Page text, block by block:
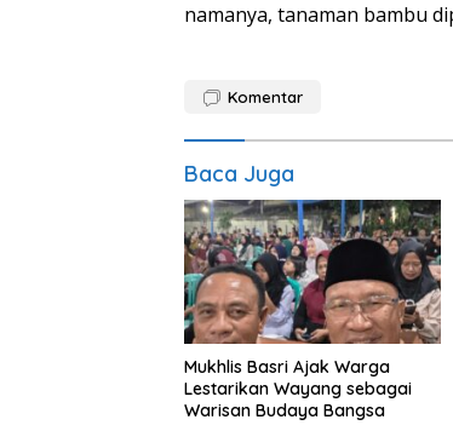
namanya, tanaman bambu
Komentar
Baca Juga
Mukhlis Basri Ajak Warga
Lestarikan Wayang sebagai
Warisan Budaya Bangsa